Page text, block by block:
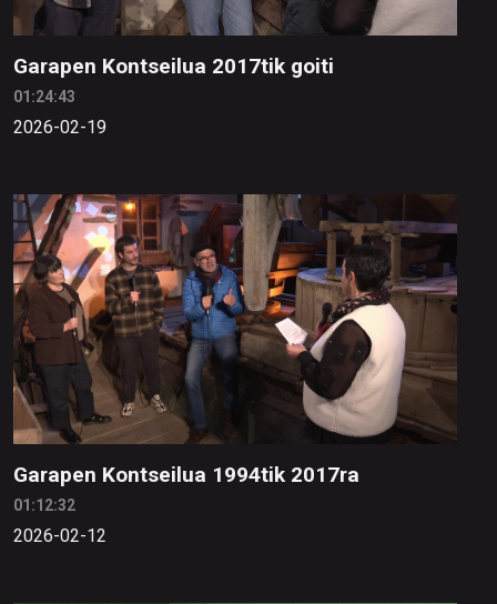
Garapen Kontseilua 2017tik goiti
01:24:43
2026-02-19
Garapen Kontseilua 1994tik 2017ra
01:12:32
2026-02-12